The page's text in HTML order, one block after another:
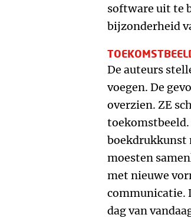
software uit te
bijzonderheid
De auteurs
voegen. De
overzien. ZE
boekdrukkunst
moesten
met nieuwe
communicatie.
dag van